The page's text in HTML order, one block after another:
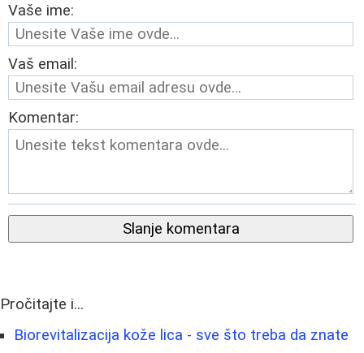
Vaše ime:
Vaš email:
Komentar:
Slanje komentara
Pročitajte i...
Biorevitalizacija kože lica - sve što treba da znate